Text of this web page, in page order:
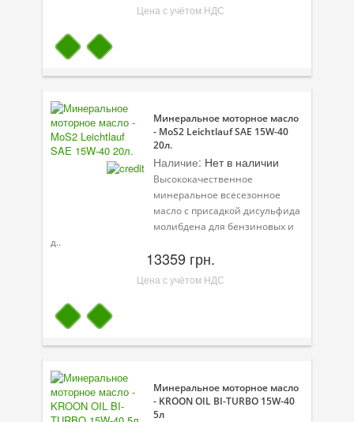
Цена с учётом НДС
Минеральное моторное масло
- MoS2 Leichtlauf SAE 15W-40
20л.
Наличие: Нет в наличии
Высококачественное
минеральное всесезонное
масло с присадкой дисульфида
молибдена для бензиновых и
д..
13359 грн.
Цена с учётом НДС
Минеральное моторное масло
- KROON OIL BI-TURBO 15W-40
5л